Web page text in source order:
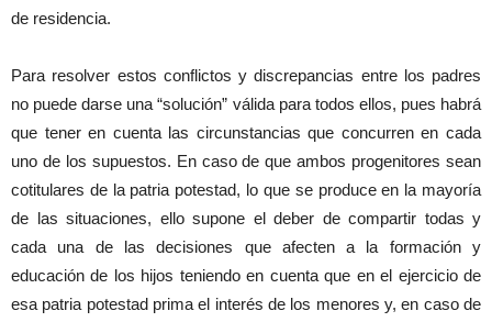
de residencia.
Para resolver estos conflictos y discrepancias entre los padres
no puede darse una “solución” válida para todos ellos, pues habrá
que tener en cuenta las circunstancias que concurren en cada
uno de los supuestos. En caso de que ambos progenitores sean
cotitulares de la patria potestad, lo que se produce en la mayoría
de las situaciones, ello supone el deber de compartir todas y
cada una de las decisiones que afecten a la formación y
educación de los hijos teniendo en cuenta que en el ejercicio de
esa patria potestad prima el interés de los menores y, en caso de